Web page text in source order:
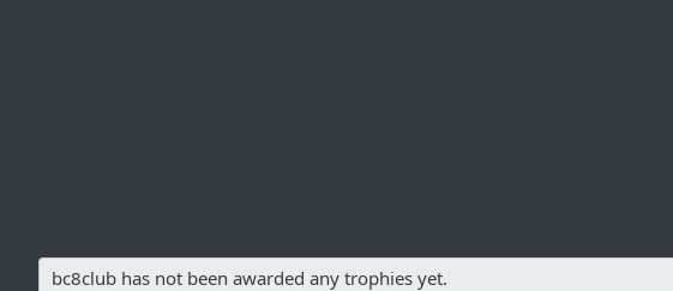
bc8club has not been awarded any trophies yet.